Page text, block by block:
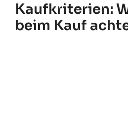
Kaufkriterien:
beim Kauf